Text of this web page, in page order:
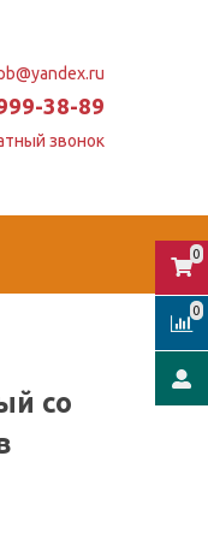
38-89
звонок
со
0
0